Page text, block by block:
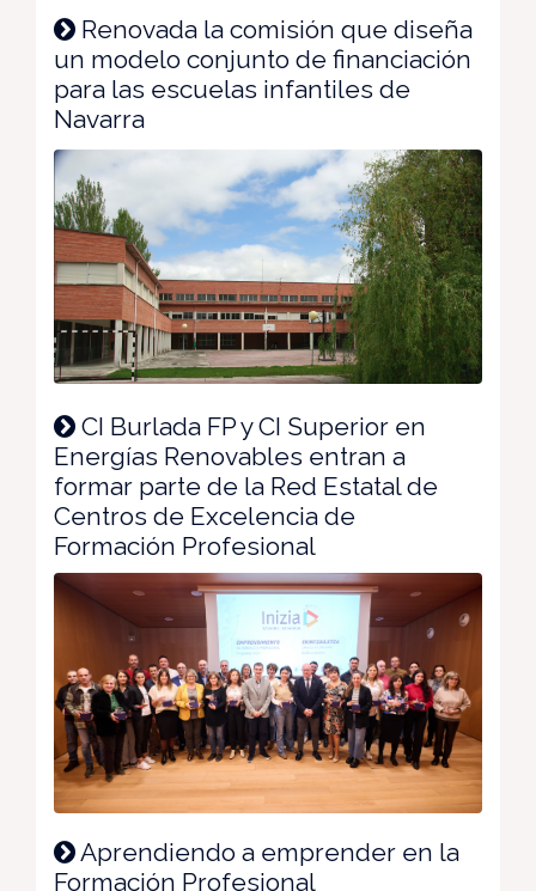
Renovada la comisión que diseña
un modelo conjunto de financiación
para las escuelas infantiles de
Navarra
CI Burlada FP y CI Superior en
Energías Renovables entran a
formar parte de la Red Estatal de
Centros de Excelencia de
Formación Profesional
Aprendiendo a emprender en la
Formación Profesional